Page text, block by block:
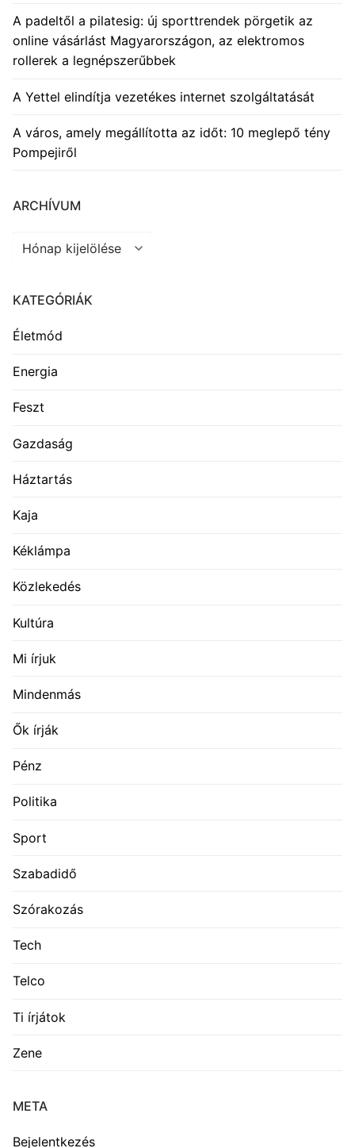
A padeltől a pilatesig: új sporttrendek pörgetik az
online vásárlást Magyarországon, az elektromos
rollerek a legnépszerűbbek
A Yettel elindítja vezetékes internet szolgáltatását
A város, amely megállította az időt: 10 meglepő tény
Pompejiről
ARCHÍVUM
Archívum
KATEGÓRIÁK
Életmód
Energia
Feszt
Gazdaság
Háztartás
Kaja
Kéklámpa
Közlekedés
Kultúra
Mi írjuk
Mindenmás
Ők írják
Pénz
Politika
Sport
Szabadidő
Szórakozás
Tech
Telco
Ti írjátok
Zene
META
Bejelentkezés